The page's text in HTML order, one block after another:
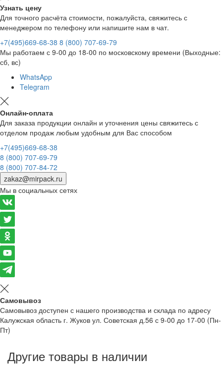
Узнать цену
Для точного расчёта стоимости, пожалуйста, свяжитесь с
менеджером по телефону или напишите нам в чат.
+7(495)669-68-38 8 (800) 707-69-79
Мы работаем с 9-00 до 18-00 по московскому времени (Выходные:
сб, вс)
WhatsApp
Telegram
Онлайн-оплата
Для заказа продукции онлайн и уточнения цены свяжитесь с
отделом продаж любым удобным для Вас способом
+7(495)669-68-38
8 (800) 707-69-79
8 (800) 707-84-72
zakaz@mirpack.ru
Мы в социальных сетях
Самовывоз
Самовывоз доступен с нашего производства и склада по адресу
Калужская область г. Жуков ул. Советская д.56 с 9-00 до 17-00 (Пн-
Пт)
Другие товары в наличии